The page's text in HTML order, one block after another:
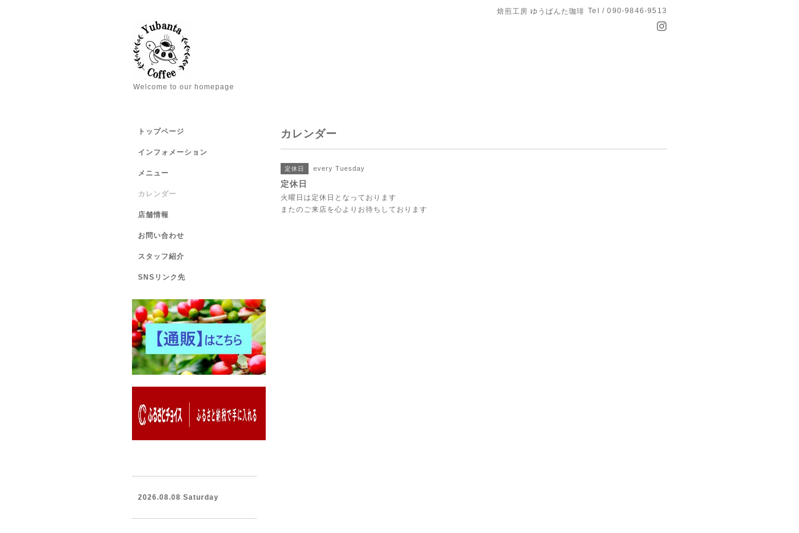
焙煎工房 ゆうばんた珈琲 Tel / 090-9846-9513
Welcome to our homepage
カレンダー
定休日 every Tuesday
定休日
火曜日は定休日となっております
またのご来店を心よりお待ちしております
トップページ
インフォメーション
メニュー
カレンダー
店舗情報
お問い合わせ
スタッフ紹介
SNSリンク先
2026.08.08 Saturday